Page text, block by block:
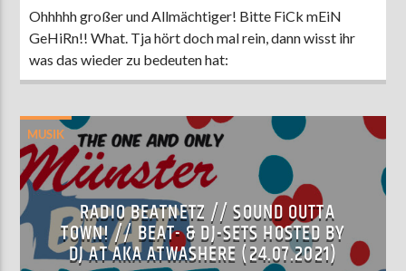
Ohhhhh großer und Allmächtiger! Bitte FiCk mEiN
GeHiRn!! What. Tja hört doch mal rein, dann wisst ihr
was das wieder zu bedeuten hat:
MUSIK
RADIO BEATNETZ // SOUND OUTTA
TOWN! // BEAT- & DJ-SETS HOSTED BY
DJ AT AKA ATWASHERE (24.07.2021)